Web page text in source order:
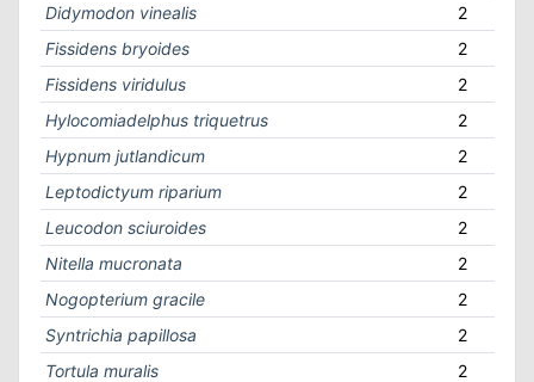
Didymodon vinealis
2
Fissidens bryoides
2
Fissidens viridulus
2
Hylocomiadelphus triquetrus
2
Hypnum jutlandicum
2
Leptodictyum riparium
2
Leucodon sciuroides
2
Nitella mucronata
2
Nogopterium gracile
2
Syntrichia papillosa
2
Tortula muralis
2